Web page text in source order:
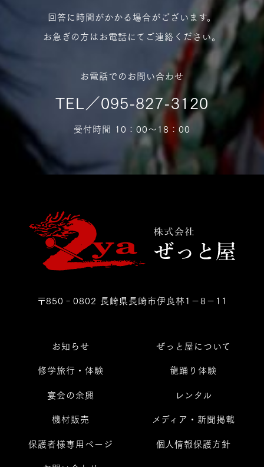
回答に時間がかかる場合がございます。
お急ぎの方はお電話にてご連絡ください。
お電話でのお問い合わせ
TEL／095-827-3120
受付時間 10：00〜18：00
〒850‐0802 長崎県長崎市伊良林1－8－11
お知らせ
ぜっと屋について
修学旅行・体験
龍踊り体験
宴会の余興
レンタル
機材販売
メディア・新聞掲載
保護者様専用ページ
個人情報保護方針